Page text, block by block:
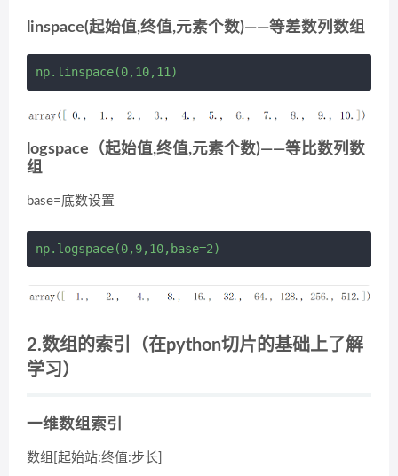
linspace(起始值,终值,元素个数)——等差数列数组
logspace（起始值,终值,元素个数)——等比数列数
组
base=底数设置
2.数组的索引（在python切片的基础上了解
学习）
一维数组索引
数组[起始站:终值:步长]